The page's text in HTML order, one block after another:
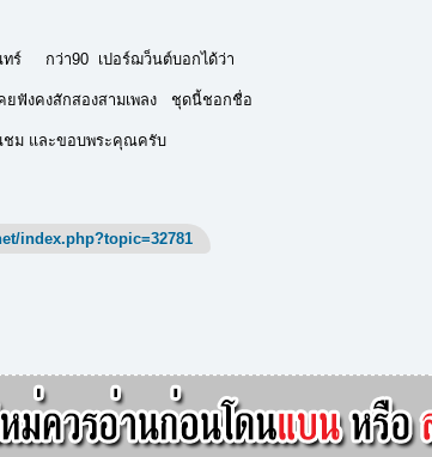
ทร์ กว่า90 เปอร์ฌว็นต์บอกได้ว่า
ยฟังคงสักสองสามเพลง ชุดนี้ชอกชื่อ
ม และขอบพระคุณครับ
index.php?topic=32781